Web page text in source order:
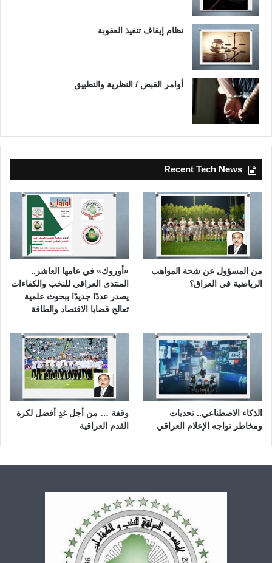
نظام إيقاف تنفيذ العقوبة
أوامر القبض / النظرية والتطبيق
Recent Tech News
من المسؤول عن شحة المواهب
الرياضية في العراق؟
«أوروك» في عامها العاشر..
المنتدى العراقي للنخب والكفاءات
يصدر عددًا جديدًا ببحوث علمية
تعالج قضايا الاقتصاد والطاقة
الذكاء الاصطناعي.. تحديات
ومخاطر تواجه الإعلام العراقي
وقفة … من أجل غدٍ أفضل لكرة
القدم العراقية